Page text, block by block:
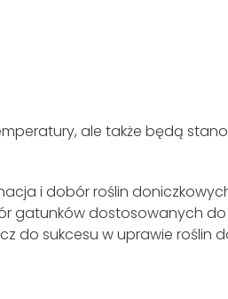
ale także będą
i dobór roślin
gatunków dostosowanych
do sukcesu w uprawie roślin